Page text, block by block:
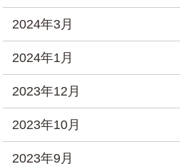
2024年3月
2024年1月
2023年12月
2023年10月
2023年9月